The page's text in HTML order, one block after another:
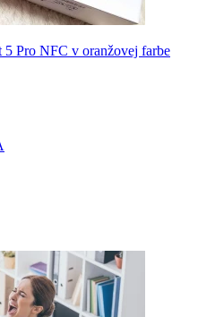
Pro NFC v oranžovej farbe